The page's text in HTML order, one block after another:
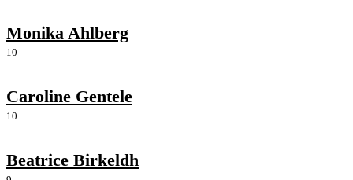
Monika Ahlberg
10
Caroline Gentele
10
Beatrice Birkeldh